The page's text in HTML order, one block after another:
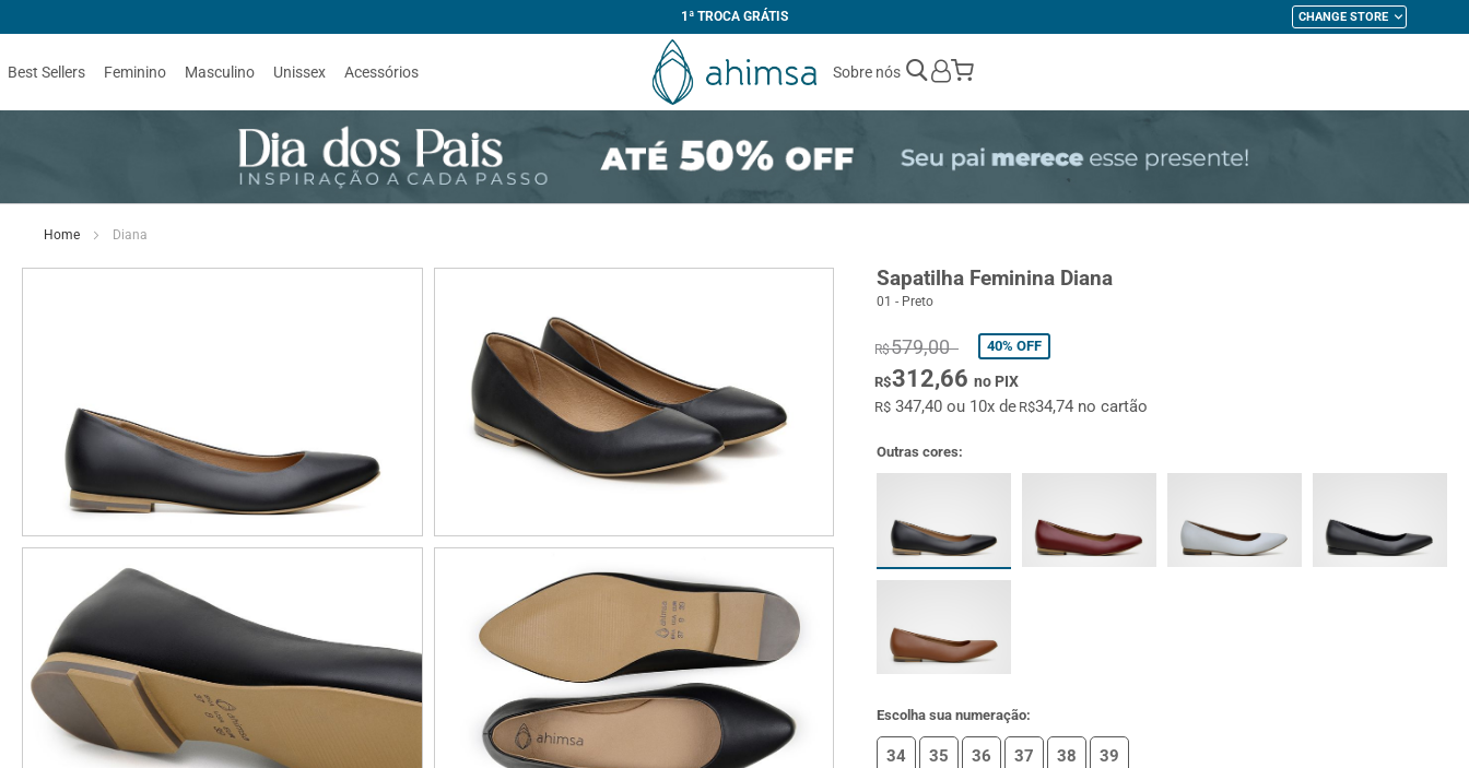
1ª TROCA GRÁTIS CHANGE STORE
Best Sellers Feminino Masculino Unissex Acessórios Sobre nós
My Cart
Home Diana
Sapatilha Feminina Diana
01 - Preto
R$579,00 40% OFF
R$312,66no PIX
R$ 347,40 ou 10x deR$34,74 no cartão
Outras cores:
Escolha sua numeração:
34 35 36 37 38 39